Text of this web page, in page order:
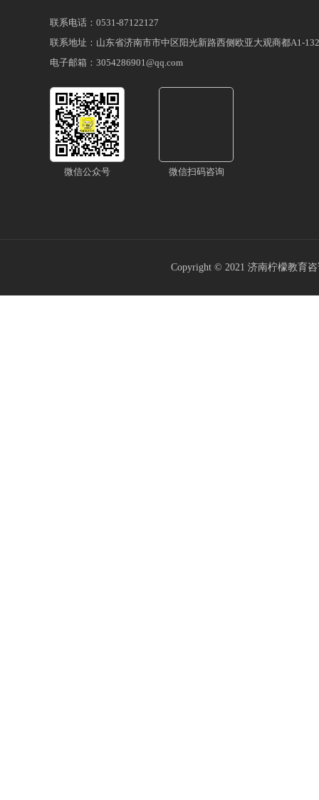
联系电话：0531-87122127
联系地址：山东省济南市市中区阳光新路西侧欧亚大观商都A1-
电子邮箱：3054286901@qq.com
微信公众号 微信扫码咨询
Copyright © 2021 济南柠檬教育